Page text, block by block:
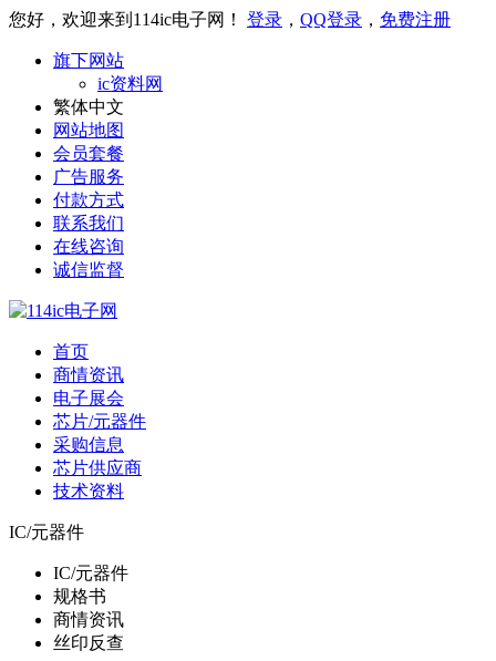
您好，欢迎来到114ic电子网！ 登录 ， QQ登录 ， 免费注册
旗下网站
ic资料网
繁体中文
网站地图
会员套餐
广告服务
付款方式
联系我们
在线咨询
诚信监督
首页
商情资讯
电子展会
芯片/元器件
采购信息
芯片供应商
技术资料
IC/元器件
IC/元器件
规格书
商情资讯
丝印反查